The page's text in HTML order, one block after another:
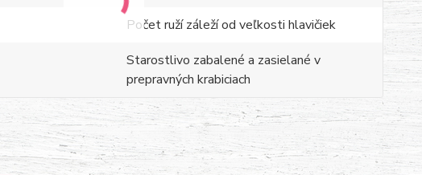
Počet ruží záleží od veľkosti hlavičiek
Starostlivo zabalené a zasielané v
prepravných krabiciach